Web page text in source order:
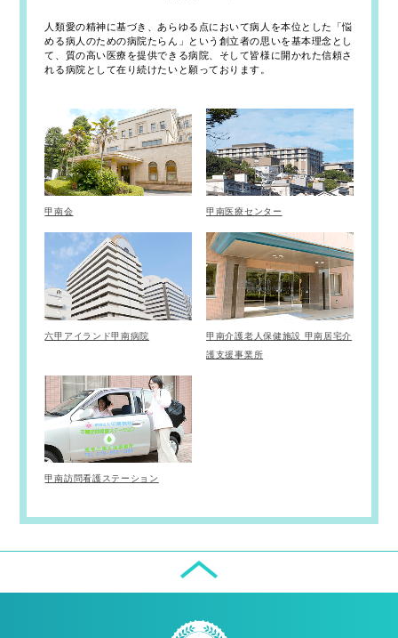
人類愛の精神に基づき、あらゆる点において病人を本位とした「悩
める病人のための病院たらん」という創立者の思いを基本理念とし
て、質の高い医療を提供できる病院、そして皆様に開かれた信頼さ
れる病院として在り続けたいと願っております。
甲南会 甲南医療センター
六甲アイランド甲南病院
甲南介護老人保健施設 甲南居宅介
護支援事業所
甲南訪問看護ステーション